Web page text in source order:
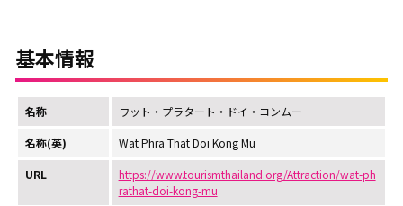
基本情報
名称 ワット・プラタート・ドイ・コンムー
名称(英) Wat Phra That Doi Kong Mu
URL
https://www.tourismthailand.org/Attraction/wat-ph
rathat-doi-kong-mu